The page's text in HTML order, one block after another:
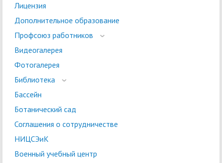
Лицензия
Дополнительное образование
Профсоюз работников
Видеогалерея
Фотогалерея
Библиотека
Бассейн
Ботанический сад
Соглашения о сотрудничестве
НИЦСЭиК
Военный учебный центр